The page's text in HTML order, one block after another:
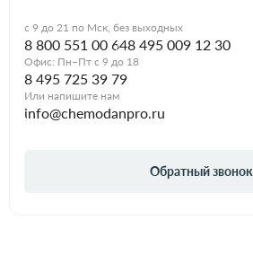
с 9 до 21 по Мск, без выходных
8 800 551 00 648 495 009 12 30
Офис: Пн–Пт с 9 до 18
8 495 725 39 79
Или напишите нам
info@chemodanpro.ru
Обратный звонок